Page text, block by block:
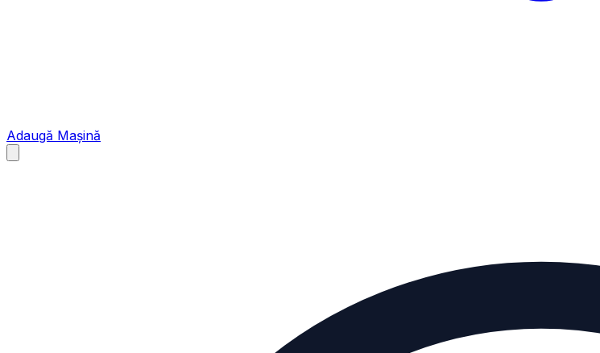
Adaugă Mașină